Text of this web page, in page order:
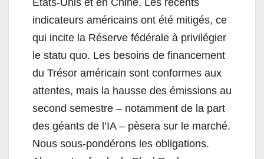
indicateurs américains ont été mitigés, ce
qui incite la Réserve fédérale à privilégier
le statu quo. Les besoins de financement
du Trésor américain sont conformes aux
attentes, mais la hausse des émissions au
second semestre – notamment de la part
des géants de l’IA – pèsera sur le marché.
Nous sous-pondérons les obligations.